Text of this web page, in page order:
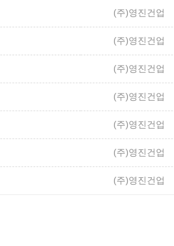
(주)영진건업
(주)영진건업
(주)영진건업
(주)영진건업
(주)영진건업
(주)영진건업
(주)영진건업